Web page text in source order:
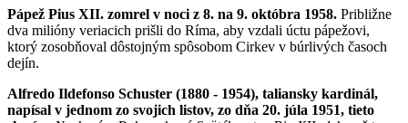
Pápež Pius XII. zomrel v noci z 8. na 9. októbra 1958. Približne
dva milióny veriacich prišli do Ríma, aby vzdali úctu pápežovi,
ktorý zosobňoval dôstojným spôsobom Cirkev v búrlivých časoch
dejín.
Alfredo Ildefonso Schuster (1880 - 1954), taliansky kardinál,
napísal v jednom zo svojich listov, zo dňa 20. júla 1951, tieto